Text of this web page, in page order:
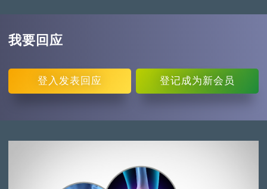
我要回应
登入 发表回应 登记成为新会员